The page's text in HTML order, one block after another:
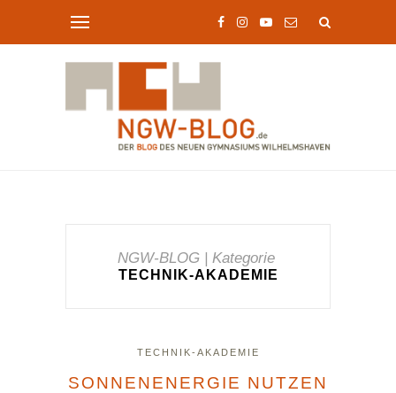
NGW-BLOG | Kategorie
TECHNIK-AKADEMIE
TECHNIK-AKADEMIE
SONNENENERGIE NUTZEN